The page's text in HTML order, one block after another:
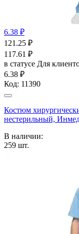
6.38 ₽
121.25 ₽
117.61 ₽
в статусе Для
6.38 ₽
Код: 11390
Костюм
нестерильный,
В наличии:
259 шт.